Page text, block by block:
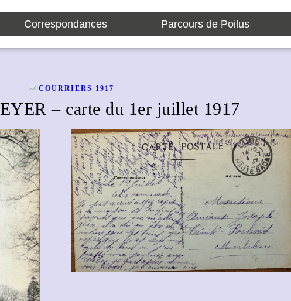
Correspondances Parcours de Poilus
COURRIERS 1917
– carte du 1er juillet 1917